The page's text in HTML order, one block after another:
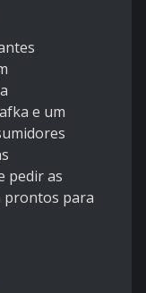
e um
pedir as
prontos para